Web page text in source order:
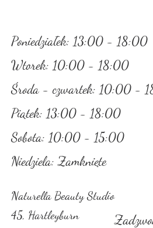
Poniedziałek: 13:00 - 18:00
Wtorek: 10:00 - 18:00
Środa - czwartek: 10:00 -
Piątek: 13:00 - 18:00
Sobota: 10:00 - 15:00
Niedziela: Zamknięte
Naturella Beauty Studio
45, Hartleyburn